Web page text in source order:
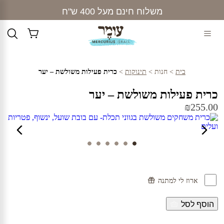
content
משלוח חינם מעל 400 ש"ח
בית > חנות > תינוקות > כרית פעילות משולשת – יער
כרית פעילות משולשת – יער
₪255.00
ארוז לי למתנה
הוסף לסל